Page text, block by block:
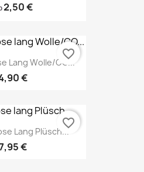
2,50 €
Lang Wolle/CO...
€
favorite_border
Lang Plüsch...
€
favorite_border